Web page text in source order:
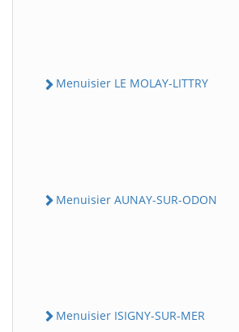
Menuisier LE MOLAY-LITTRY
Menuisier AUNAY-SUR-ODON
Menuisier ISIGNY-SUR-MER